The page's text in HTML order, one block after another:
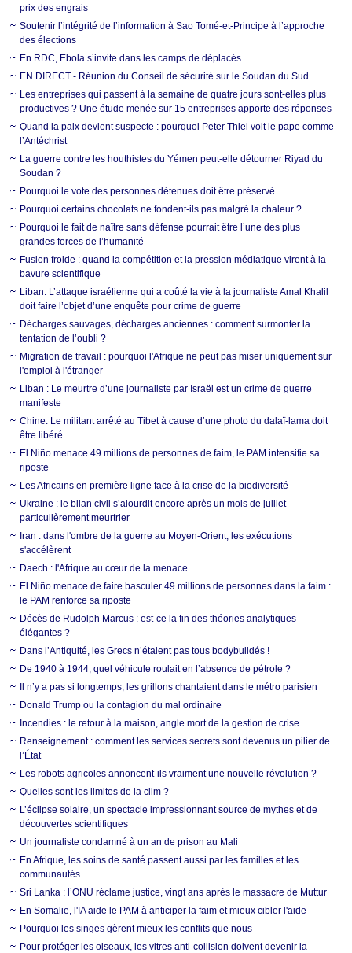
prix des engrais
Soutenir l’intégrité de l’information à Sao Tomé-et-Principe à l’approche
des élections
En RDC, Ebola s’invite dans les camps de déplacés
EN DIRECT - Réunion du Conseil de sécurité sur le Soudan du Sud
Les entreprises qui passent à la semaine de quatre jours sont-elles plus
productives ? Une étude menée sur 15 entreprises apporte des réponses
Quand la paix devient suspecte : pourquoi Peter Thiel voit le pape comme
l’Antéchrist
La guerre contre les houthistes du Yémen peut-elle détourner Riyad du
Soudan ?
Pourquoi le vote des personnes détenues doit être préservé
Pourquoi certains chocolats ne fondent-ils pas malgré la chaleur ?
Pourquoi le fait de naître sans défense pourrait être l’une des plus
grandes forces de l’humanité
Fusion froide : quand la compétition et la pression médiatique virent à la
bavure scientifique
Liban. L’attaque israélienne qui a coûté la vie à la journaliste Amal Khalil
doit faire l’objet d’une enquête pour crime de guerre
Décharges sauvages, décharges anciennes : comment surmonter la
tentation de l’oubli ?
Migration de travail : pourquoi l'Afrique ne peut pas miser uniquement sur
l'emploi à l'étranger
Liban : Le meurtre d’une journaliste par Israël est un crime de guerre
manifeste
Chine. Le militant arrêté au Tibet à cause d’une photo du dalaï-lama doit
être libéré
El Niño menace 49 millions de personnes de faim, le PAM intensifie sa
riposte
Les Africains en première ligne face à la crise de la biodiversité
Ukraine : le bilan civil s’alourdit encore après un mois de juillet
particulièrement meurtrier
Iran : dans l'ombre de la guerre au Moyen-Orient, les exécutions
s'accélèrent
Daech : l'Afrique au cœur de la menace
El Niño menace de faire basculer 49 millions de personnes dans la faim :
le PAM renforce sa riposte
Décès de Rudolph Marcus : est-ce la fin des théories analytiques
élégantes ?
Dans l’Antiquité, les Grecs n’étaient pas tous bodybuildés !
De 1940 à 1944, quel véhicule roulait en l’absence de pétrole ?
Il n’y a pas si longtemps, les grillons chantaient dans le métro parisien
Donald Trump ou la contagion du mal ordinaire
Incendies : le retour à la maison, angle mort de la gestion de crise
Renseignement : comment les services secrets sont devenus un pilier de
l’État
Les robots agricoles annoncent-ils vraiment une nouvelle révolution ?
Quelles sont les limites de la clim ?
L’éclipse solaire, un spectacle impressionnant source de mythes et de
découvertes scientifiques
Un journaliste condamné à un an de prison au Mali
En Afrique, les soins de santé passent aussi par les familles et les
communautés
Sri Lanka : l’ONU réclame justice, vingt ans après le massacre de Muttur
En Somalie, l'IA aide le PAM à anticiper la faim et mieux cibler l'aide
Pourquoi les singes gèrent mieux les conflits que nous
Pour protéger les oiseaux, les vitres anti-collision doivent devenir la